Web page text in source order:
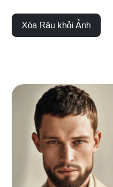
Xóa Râu khỏi Ảnh